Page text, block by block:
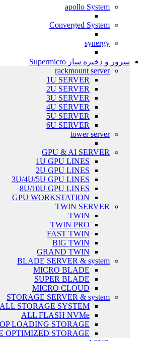
apollo System
Converged System
synergy
سرور و ذخیره ساز Supermicro
rackmount server
1U SERVER
2U SERVER
3U SERVER
4U SERVER
5U SERVER
6U SERVER
tower server
GPU & AI SERVER
1U GPU LINES
2U GPU LINES
3U/4U/5U GPU LINES
8U/10U GPU LINES
GPU WORKSTATION
TWIN SERVER
TWIN
TWIN PRO
FAST TWIN
BIG TWIN
GRAND TWIN
BLADE SERVER & system
MICRO BLADE
SUPER BLADE
MICRO CLOUD
STORAGE SERVER & system
ALL STORAGE SYSTEM
ALL FLASH NVMe
LOADING STORAGE
OPTIMIZED STORAGE